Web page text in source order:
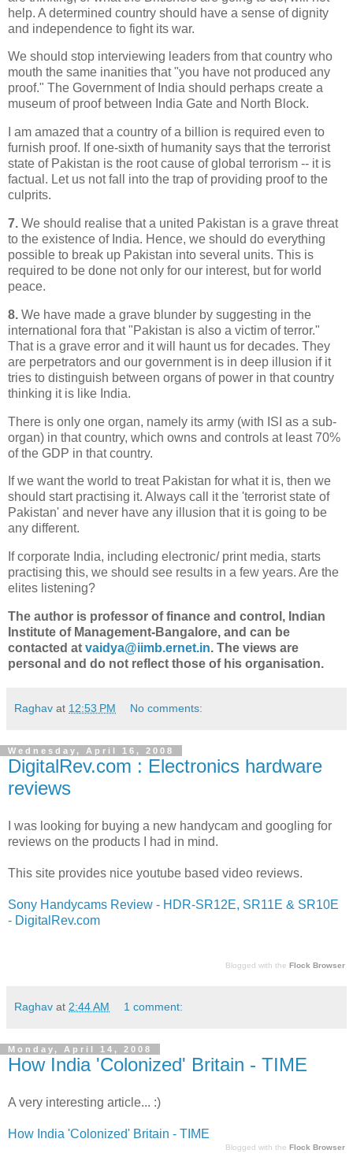
help. A determined country should have a sense of dignity
and independence to fight its war.
We should stop interviewing leaders from that country who
mouth the same inanities that "you have not produced any
proof." The Government of India should perhaps create a
museum of proof between India Gate and North Block.
I am amazed that a country of a billion is required even to
furnish proof. If one-sixth of humanity says that the terrorist
state of Pakistan is the root cause of global terrorism -- it is
factual. Let us not fall into the trap of providing proof to the
culprits.
7. We should realise that a united Pakistan is a grave threat
to the existence of India. Hence, we should do everything
possible to break up Pakistan into several units. This is
required to be done not only for our interest, but for world
peace.
8. We have made a grave blunder by suggesting in the
international fora that "Pakistan is also a victim of terror."
That is a grave error and it will haunt us for decades. They
are perpetrators and our government is in deep illusion if it
tries to distinguish between organs of power in that country
thinking it is like India.
There is only one organ, namely its army (with ISI as a sub-
organ) in that country, which owns and controls at least 70%
of the GDP in that country.
If we want the world to treat Pakistan for what it is, then we
should start practising it. Always call it the 'terrorist state of
Pakistan' and never have any illusion that it is going to be
any different.
If corporate India, including electronic/ print media, starts
practising this, we should see results in a few years. Are the
elites listening?
The author is professor of finance and control, Indian
Institute of Management-Bangalore, and can be
contacted at vaidya@iimb.ernet.in. The views are
personal and do not reflect those of his organisation.
Raghav at 12:53 PM No comments:
Wednesday, April 16, 2008
DigitalRev.com : Electronics hardware
reviews
I was looking for buying a new handycam and googling for
reviews on the products I had in mind.
This site provides nice youtube based video reviews.
Sony Handycams Review - HDR-SR12E, SR11E & SR10E
- DigitalRev.com
Blogged with the Flock Browser
Raghav at 2:44 AM 1 comment:
Monday, April 14, 2008
How India 'Colonized' Britain - TIME
A very interesting article... :)
How India 'Colonized' Britain - TIME
Blogged with the Flock Browser